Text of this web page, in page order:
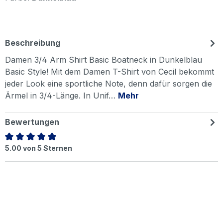
Beschreibung
Damen 3/4 Arm Shirt Basic Boatneck in Dunkelblau
Basic Style! Mit dem Damen T-Shirt von Cecil bekommt
jeder Look eine sportliche Note, denn dafür sorgen die
Ärmel in 3/4-Länge. In Unif… Mehr
Bewertungen
Durchschnittliche Bewertung von 5 von 5 Sternen
5.00 von 5 Sternen